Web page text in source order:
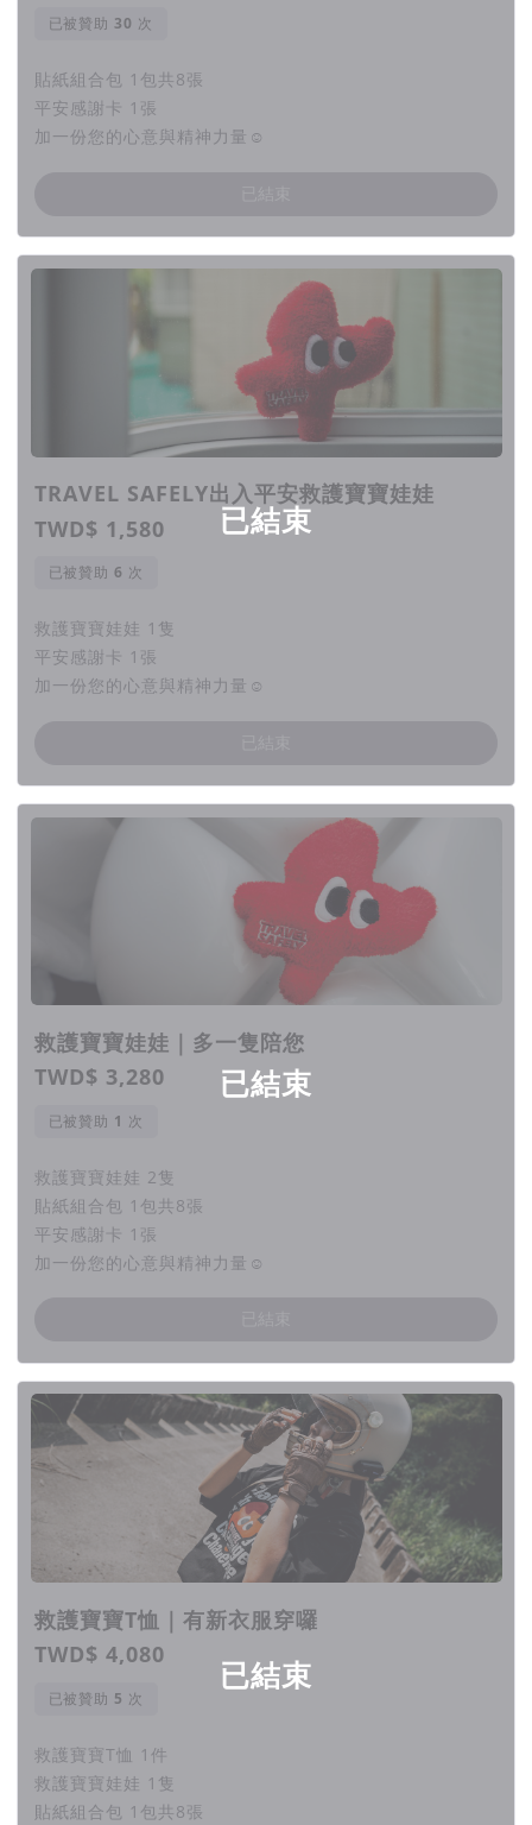
TRAVEL SAFELY 出入平安貼紙就在那晚正式誕生
哥(當時有聯絡城哥贈送出入平安貼紙給他呢!)
Hello 大家好 ！我們是出入平安，今年六歲
用一張貼紙創業、用貼紙在天母開間品牌形象門市，這
些都是專屬出入平安的品牌故事
家要有溫度需要人，車子要有故事需要人
這次希望透過群眾集資募款的力量來讓救護車有溫度
公益計畫不再只是大企業大品牌能做的事，
願不同狀況下的每個人都 出入平安
透過大家的力量讓公益集資計畫這件事一起成為大家生
命故事裡的一部分
2018 ｜ 一張出入平安車貼創業
當時出入平安車貼得發包請廠商製作，最低量就得印
當晚手機私訊大爆炸，還有很多車友表示願意花錢購買
出入平安貼紙就是這樣開始，當下自己也覺得很驚訝
2019 ｜ 貼紙創立出入平安品牌形象有限公司並打
造一間品牌形象門市
2024｜ 今年出入平安想挑戰公益集資計畫
為什麼出入平安會想募資公益計畫呢？我們希望讓人們
在各種情況下都出入平安
台灣學校教育沒有任何一堂課教大家勇氣這件事，我們
勇氣與夢想
▲ 2024.05.14 ｜ TRAVEL SAFELY出入平安 於 南台科技大
學 創新產品設計系 創業及公益集資計畫分享
1. 不管大品牌或小品牌，出入平安用想法與行動證明每
個品牌都有社會責任
2. 家長可以帶著孩子參與，以身作則，讓孩子對於集資
與公益活動有基礎概念
3. 公益集資計畫不抵稅(捐贈的款項不會拿來抵稅節稅)
4. 若您覺得此計畫別具意義，您也能成為出入平安公益
已被贊助 次
貼紙組合包 1包共8張
平安感謝卡 1張
加一份您的心意與精神力量☺︎
已結束
TRAVEL SAFELY出入平安救護寶寶娃娃
TWD$ 1,580
已被贊助 次
救護寶寶娃娃 1隻
平安感謝卡 1張
加一份您的心意與精神力量☺︎
已結束
救護寶寶娃娃｜多一隻陪您
TWD$ 3,280
已被贊助 次
救護寶寶娃娃 2隻
貼紙組合包 1包共8張
平安感謝卡 1張
加一份您的心意與精神力量☺︎
已結束
救護寶寶T恤｜有新衣服穿囉
TWD$ 4,080
已被贊助 次
救護寶寶T恤 1件
救護寶寶娃娃 1隻
貼紙組合包 1包共8張